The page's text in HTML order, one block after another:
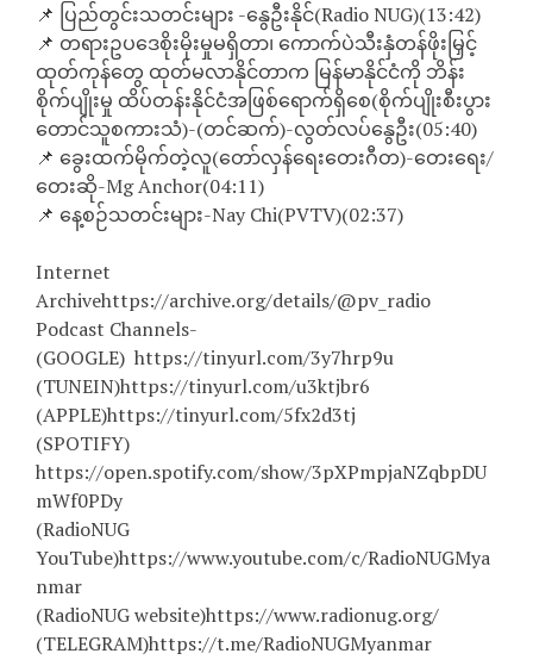
📌 ပြည်တွင်းသတင်းများ -နွေဦးနိုင်(Radio NUG)(13:42)
📌 တရားဥပဒေစိုးမိုးမှုမရှိတာ၊ ကောက်ပဲသီးနှံတန်ဖိုးမြှင့်
ထုတ်ကုန်တွေ ထုတ်မလာနိုင်တာက မြန်မာနိုင်ငံကို ဘိန်း
စိုက်ပျိုးမှု ထိပ်တန်းနိုင်ငံအဖြစ်ရောက်ရှိစေ(စိုက်ပျိုးစီးပွား
တောင်သူစကားသံ)-(တင်ဆက်)-လွတ်လပ်နွေဦး(05:40)
📌 ခွေးထက်မိုက်တဲ့လူ(တော်လှန်ရေးတေးဂီတ)-တေးရေး/
တေးဆို-Mg Anchor(04:11)
📌 နေ့စဉ်သတင်းများ-Nay Chi(PVTV)(02:37)
Internet
Archivehttps://archive.org/details/@pv_radio
Podcast Channels-
(GOOGLE) https://tinyurl.com/3y7hrp9u
(TUNEIN)https://tinyurl.com/u3ktjbr6
(APPLE)https://tinyurl.com/5fx2d3tj
(SPOTIFY)
https://open.spotify.com/show/3pXPmpjaNZqbpDU
mWf0PDy
(RadioNUG
YouTube)https://www.youtube.com/c/RadioNUGMya
nmar
(RadioNUG website)https://www.radionug.org/
(TELEGRAM)https://t.me/RadioNUGMyanmar